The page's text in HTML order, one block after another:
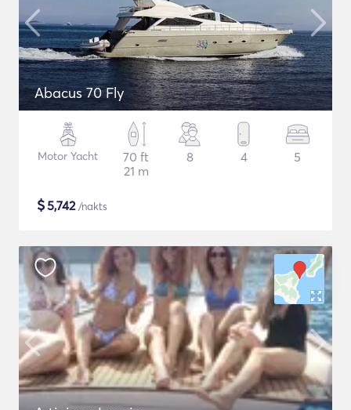
Abacus 70 Fly
Motor Yacht
70 ft
21 m
8 4 5
$5,742/nakts